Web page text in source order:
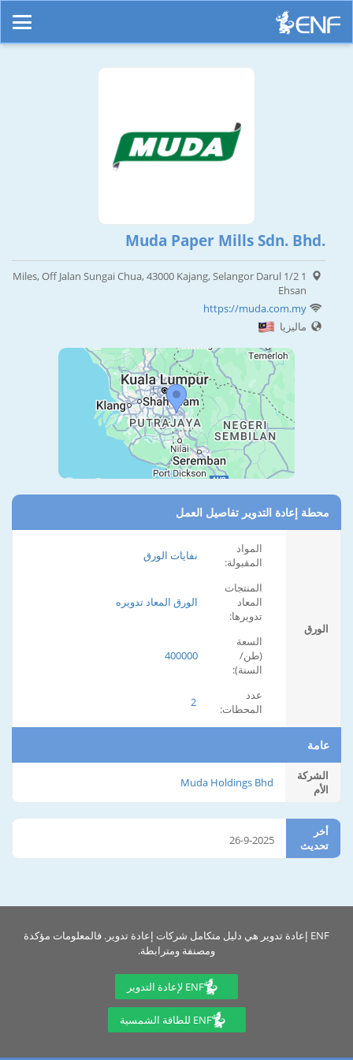
Muda Paper Mills Sdn. Bhd.
1 1/2 Miles, Off Jalan Sungai Chua, 43000 Kajang, Selangor Darul
Ehsan
https://muda.com.my
ماليزيا
محطة إعادة التدوير تفاصيل العمل
الورق
المواد
المقبولة:
نفايات الورق
المنتجات
المعاد
تدويرها:
الورق المعاد تدويره
السعة
(طن/
السنة):
400000
عدد
المحطات:
2
عامة
الشركة
الأم
Muda Holdings Bhd
أخر
تحديث
26-9-2025
ENF إعادة تدوير هي دليل متكامل شركات إعادة تدوير. فالمعلومات مؤكدة
ومصنفة ومترابطة.
ENF لإعادة التدوير
ENF للطاقة الشمسية